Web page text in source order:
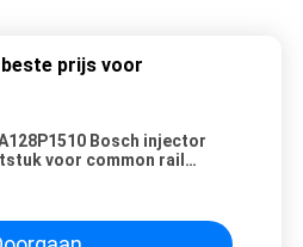
prijs voor
Bosch injector
voor common rail